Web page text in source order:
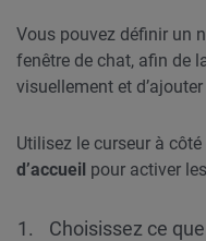
Vous pouvez définir un
fenêtre de chat, afin de
visuellement et
Utilisez le curseur à côté
d’accueil pour activer
Choisissez ce